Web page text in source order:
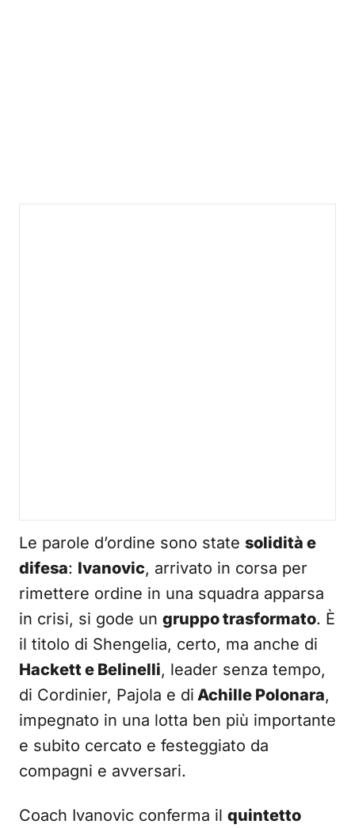
Le parole d’ordine sono state solidità e
difesa: Ivanovic, arrivato in corsa per
rimettere ordine in una squadra apparsa
in crisi, si gode un gruppo trasformato. È
il titolo di Shengelia, certo, ma anche di
Hackett e Belinelli, leader senza tempo,
di Cordinier, Pajola e di Achille Polonara,
impegnato in una lotta ben più importante
e subito cercato e festeggiato da
compagni e avversari.
Coach Ivanovic conferma il quintetto